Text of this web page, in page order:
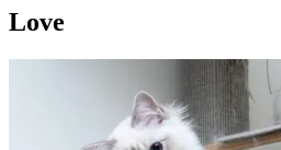
Love